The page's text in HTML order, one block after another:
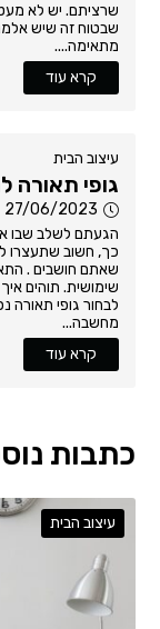
שרציתם. יש לא
שבטוח זה שיש
מתאימה....
קרא עוד
עיצוב הבית
גופי תאורה
27/06/2023
הגעתם לשלב שבו
כך, חשוב שתעצרו
שאתם חושבים .
שימושית. תוהים
לבחור גופי תאורה
מחשבה...
קרא עוד
כתבות
עיצוב הבית